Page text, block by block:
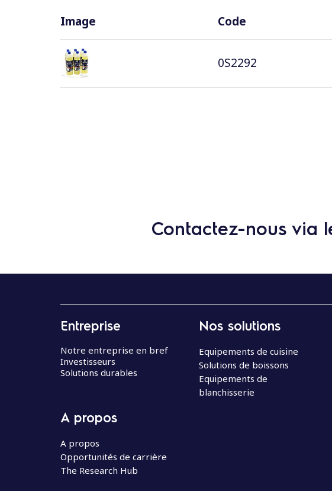
Image Code
0S2292
Contactez-nous via
Entreprise
Notre entreprise en bref
Investisseurs
Solutions durables
A propos
A propos
Opportunités de carrière
The Research Hub
Nos solutions
Equipements de cuisine
Solutions de boissons
Equipements de
blanchisserie